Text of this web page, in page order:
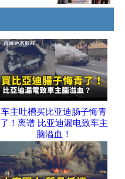
车主吐槽买比亚迪肠子悔青
了！离谱 比亚迪漏电致车主
脑溢血！